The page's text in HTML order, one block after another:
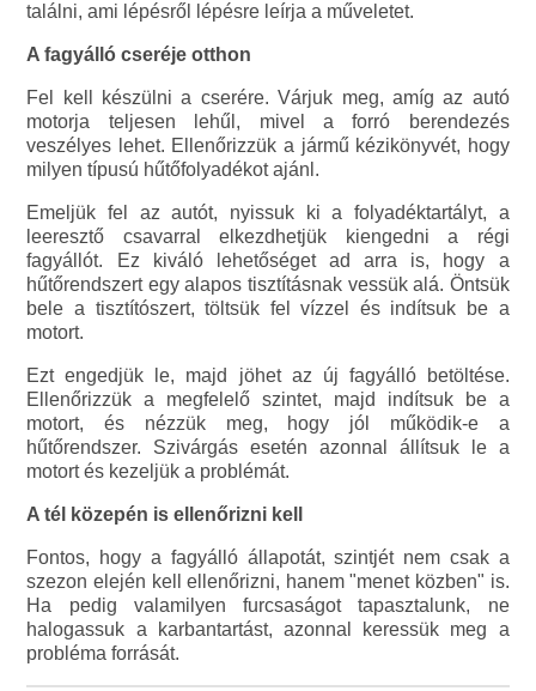
találni, ami lépésről lépésre leírja a műveletet.
A fagyálló cseréje otthon
Fel kell készülni a cserére. Várjuk meg, amíg az autó
motorja teljesen lehűl, mivel a forró berendezés
veszélyes lehet. Ellenőrizzük a jármű kézikönyvét, hogy
milyen típusú hűtőfolyadékot ajánl.
Emeljük fel az autót, nyissuk ki a folyadéktartályt, a
leeresztő csavarral elkezdhetjük kiengedni a régi
fagyállót. Ez kiváló lehetőséget ad arra is, hogy a
hűtőrendszert egy alapos tisztításnak vessük alá. Öntsük
bele a tisztítószert, töltsük fel vízzel és indítsuk be a
motort.
Ezt engedjük le, majd jöhet az új fagyálló betöltése.
Ellenőrizzük a megfelelő szintet, majd indítsuk be a
motort, és nézzük meg, hogy jól működik-e a
hűtőrendszer. Szivárgás esetén azonnal állítsuk le a
motort és kezeljük a problémát.
A tél közepén is ellenőrizni kell
Fontos, hogy a fagyálló állapotát, szintjét nem csak a
szezon elején kell ellenőrizni, hanem "menet közben" is.
Ha pedig valamilyen furcsaságot tapasztalunk, ne
halogassuk a karbantartást, azonnal keressük meg a
probléma forrását.